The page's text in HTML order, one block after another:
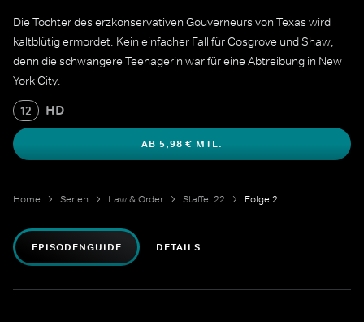
Die Tochter des erzkonservativen Gouverneurs von Texas wird
kaltblütig ermordet. Kein einfacher Fall für Cosgrove und Shaw,
denn die schwangere Teenagerin war für eine Abtreibung in New
York City.
12 HD
AB 5,98 € MTL.
Home Serien Law & Order Staffel 22 Folge 2
EPISODENGUIDE DETAILS